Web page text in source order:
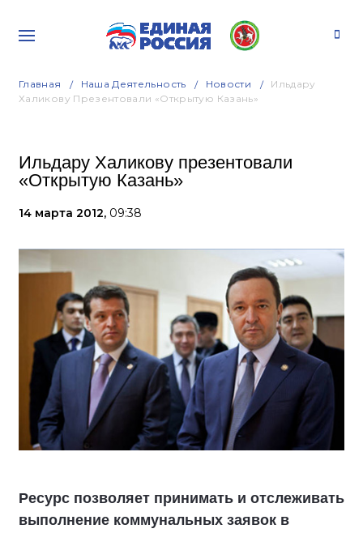
Главная Наша Деятельность Новости
Ильдару
Халикову Презентовали «Открытую Казань»
Ильдару Халикову презентовали
«Открытую Казань»
14 марта 2012, 09:38
Ресурс позволяет принимать и отслеживать
выполнение коммунальных заявок в